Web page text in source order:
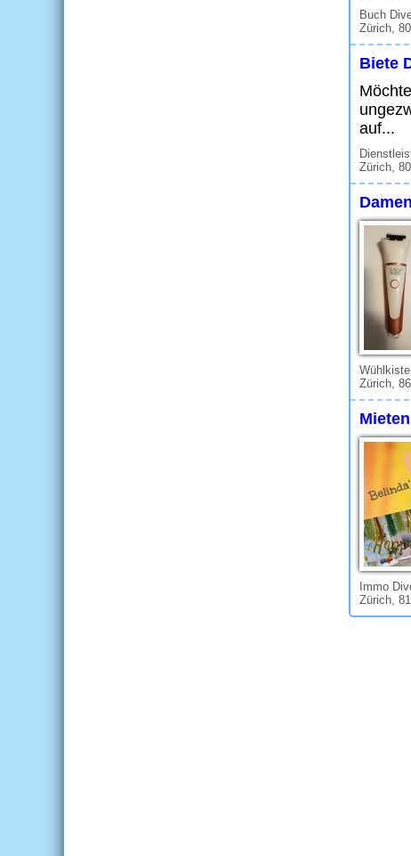
Buch
Zürich,
Biete
auf...
Zürich,
Zürich,
Immo
Zürich,